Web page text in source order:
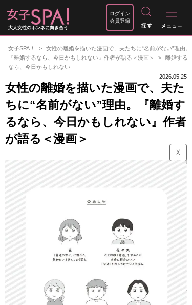
大人女性のホンネに向き合う
ログイン
会員登録
女子SPA！
女性の離婚を描いた漫画で、夫たちに“名前がない”理由。
『離婚するなら、今日かもしれない』作者が語る＜漫画＞
離婚する
なら、今日かもしれない
2026.05.25
女性の離婚を描いた漫画で、夫た
ちに“名前がない”理由。『離婚す
るなら、今日かもしれない』作者
が語る＜漫画＞
☓